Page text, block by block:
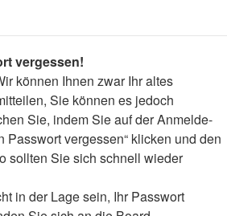
vergessen!
können Ihnen zwar Ihr altes
Sie können es jedoch
Sie, indem Sie auf der Anmelde-
Passwort vergessen“ klicken und den
sollten Sie sich schnell wieder
in der Lage sein, Ihr Passwort